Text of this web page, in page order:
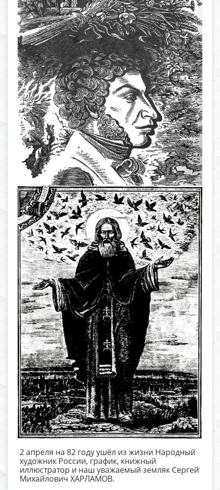
2 апреля на 82 году ушёл из жизни Народный
художник России, график, книжный
иллюстратор и наш уважаемый земляк Сергей
Михайлович ХАРЛАМОВ.